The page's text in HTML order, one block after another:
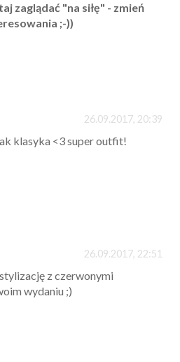
zaglądać "na siłę" - zmień
;-))
26.09.2017, 20:39
klasyka <3 super outfit!
26.09.2017, 22:51
z czerwonymi
wydaniu ;)